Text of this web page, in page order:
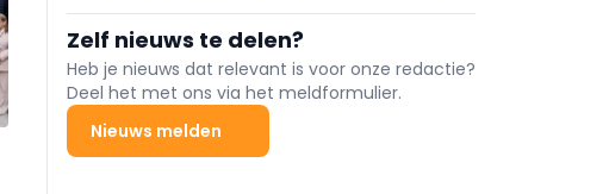
installatie kan de tijd, energie en chemicaliën die
nodig zijn om kostbare metalen uit gebruikte
autokatalysatoren terug te winnen, verminderen.
Zelf nieuws te delen?
Heb je nieuws dat relevant is voor onze redactie?
Deel het met ons via het meldformulier.
Nieuws melden